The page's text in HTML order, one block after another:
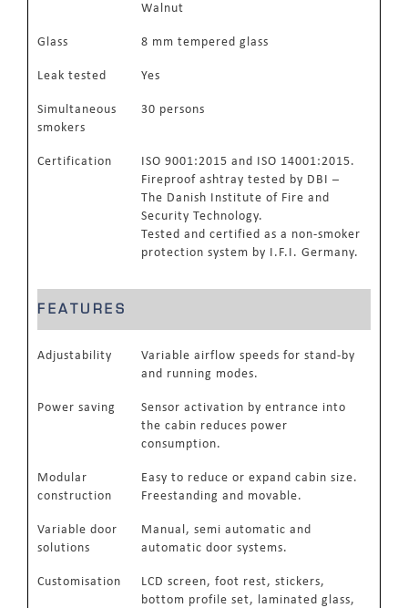
Walnut
Glass 8 mm tempered glass
Leak tested Yes
Simultaneous
smokers
30 persons
Certification
ISO 9001:2015 and ISO 14001:2015.
Fireproof ashtray tested by DBI –
The Danish Institute of Fire and
Security Technology.
Tested and certified as a non-smoker
protection system by I.F.I. Germany.
FEATURES
Adjustability
Variable airflow speeds for stand-by
and running modes.
Power saving
Sensor activation by entrance into
the cabin reduces power
consumption.
Modular
construction
Easy to reduce or expand cabin size.
Freestanding and movable.
Variable door
solutions
Manual, semi automatic and
automatic door systems.
Customisation
LCD screen, foot rest, stickers,
bottom profile set, laminated glass,